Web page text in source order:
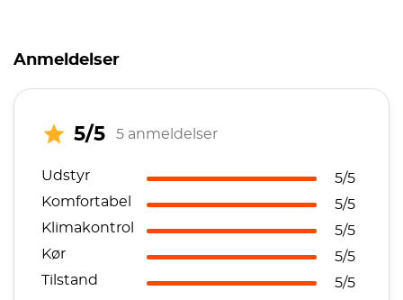
Anmeldelser
5/5 5 anmeldelser
Udstyr
5/5
Komfortabel
5/5
Klimakontrol
5/5
Kør
5/5
Tilstand
5/5